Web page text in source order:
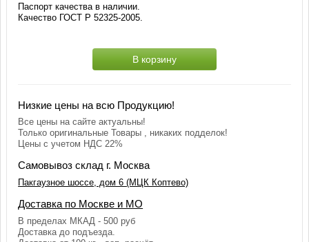
Паспорт качества в наличии.
Качество ГОСТ Р 52325-2005.
В корзину
Низкие цены на всю Продукцию!
Все цены на сайте актуальны!
Только оригинальные Товары , никаких подделок!
Цены с учетом НДС 22%
Самовывоз склад г. Москва
Пакгаузное шоссе, дом 6 (МЦК Коптево)
Доставка по Москве и МО
В пределах МКАД - 500 руб
Доставка до подъезда.